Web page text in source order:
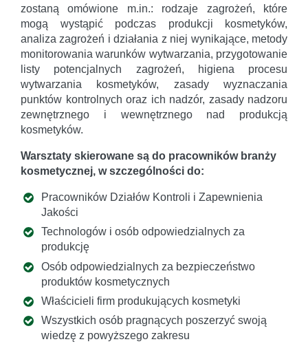
zostaną omówione m.in.: rodzaje zagrożeń, które
mogą wystąpić podczas produkcji kosmetyków,
analiza zagrożeń i działania z niej wynikające, metody
monitorowania warunków wytwarzania, przygotowanie
listy potencjalnych zagrożeń, higiena procesu
wytwarzania kosmetyków, zasady wyznaczania
punktów kontrolnych oraz ich nadzór, zasady nadzoru
zewnętrznego i wewnętrznego nad produkcją
kosmetyków.
Warsztaty skierowane są do pracowników branży
kosmetycznej, w szczególności do:
Pracowników Działów Kontroli i Zapewnienia
Jakości
Technologów i osób odpowiedzialnych za
produkcję
Osób odpowiedzialnych za bezpieczeństwo
produktów kosmetycznych
Właścicieli firm produkujących kosmetyki
Wszystkich osób pragnących poszerzyć swoją
wiedzę z powyższego zakresu